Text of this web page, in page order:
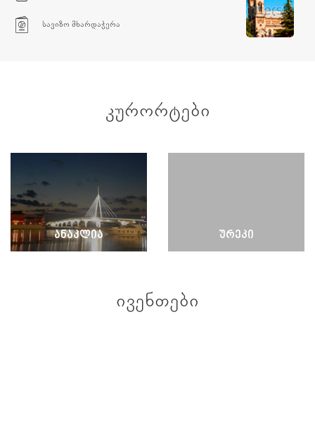
ᲡᲐᲕᲘᲖᲝ ᲛᲮᲐᲠᲓᲐᲭᲔᲠᲐ
ᲙᲣᲠᲝᲠᲢᲔᲑᲘ
ᲐᲜᲐᲙᲚᲘᲐ ᲣᲠᲔᲙᲘ
ᲘᲕᲔᲜᲗᲔᲑᲘ